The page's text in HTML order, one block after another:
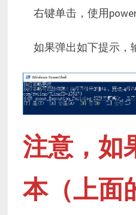
右键单击，使用
如果弹出如下提示，
注意，如
本（上面